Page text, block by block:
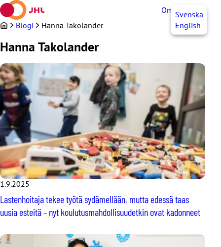
Siirry
sisältöön
OmaJHLSvenska
English
Blogi Hanna Takolander
Hanna Takolander
1.9.2025
Lastenhoitaja tekee työtä sydämellään, mutta edessä taas
uusia esteitä – nyt koulutusmahdollisuudetkin ovat kadonneet